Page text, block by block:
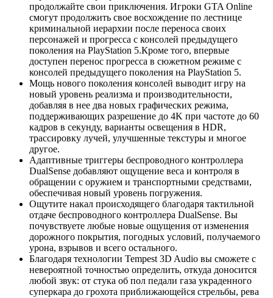
продолжайте свои приключения. Игроки GTA Online
смогут продолжить свое восхождение по лестнице
криминальной иерархии после переноса своих
персонажей и прогресса с консолей предыдущего
поколения на PlayStation 5.Кроме того, впервые
доступен перенос прогресса в сюжетном режиме с
консолей предыдущего поколения на PlayStation 5.
Мощь нового поколения консолей выводит игру на
новый уровень реализма и производительности,
добавляя в нее два новых графических режима,
поддерживающих разрешение до 4K при частоте до 60
кадров в секунду, варианты освещения в HDR,
трассировку лучей, улучшенные текстуры и многое
другое.
Адаптивные триггеры беспроводного контроллера
DualSense добавляют ощущение веса и контроля в
обращении с оружием и транспортными средствами,
обеспечивая новый уровень погружения.
Ощутите накал происходящего благодаря тактильной
отдаче беспроводного контроллера DualSense. Вы
почувствуете любые новые ощущения от изменения
дорожного покрытия, погодных условий, получаемого
урона, взрывов и всего остального.
Благодаря технологии Tempest 3D Audio вы сможете с
невероятной точностью определить, откуда доносится
любой звук: от стука об пол педали газа украденного
суперкара до грохота приближающейся стрельбы, рева